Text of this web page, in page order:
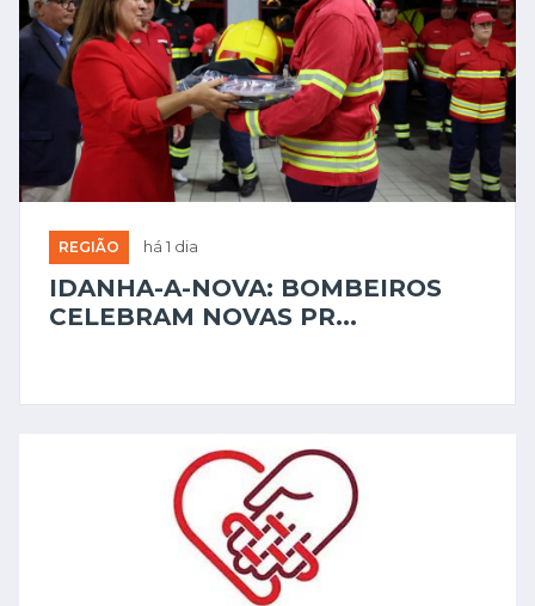
REGIÃO há 1 dia
IDANHA-A-NOVA: BOMBEIROS
CELEBRAM NOVAS PR...